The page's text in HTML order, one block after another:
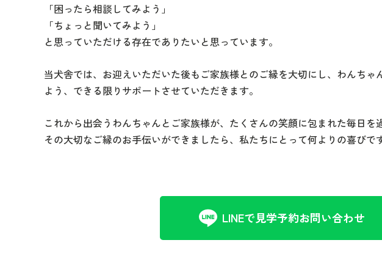
「困ったら相談してみよう」
「ちょっと聞いてみよう」
と思っていただける存在でありたいと思っています。
当犬舎では、お迎えいただいた後もご家族様とのご縁を大切にし、わんち
よう、できる限りサポートさせていただきます。
これから出会うわんちゃんとご家族様が、たくさんの笑顔に包まれた毎日を
その大切なご縁のお手伝いができましたら、私たちにとって何よりの喜びで
LINEで見学予約お問い合わせ